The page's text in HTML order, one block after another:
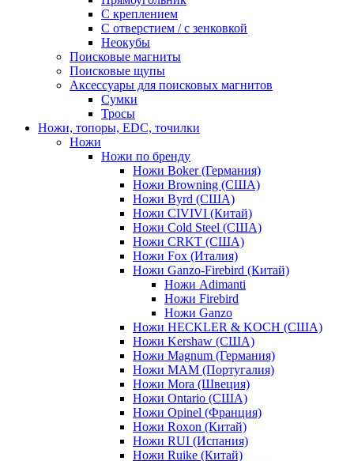
С креплением
С отверстием / с зенковкой
Неокубы
Поисковые магниты
Поисковые щупы
Аксессуары для поисковых магнитов
Сумки
Тросы
Ножи, топоры, EDC, точилки
Ножи
Ножи по бренду
Ножи Boker (Германия)
Ножи Browning (США)
Ножи Byrd (США)
Ножи CIVIVI (Китай)
Ножи Cold Steel (США)
Ножи CRKT (США)
Ножи Fox (Италия)
Ножи Ganzo-Firebird (Китай)
Ножи Adimanti
Ножи Firebird
Ножи Ganzo
Ножи HECKLER & KOCH (США)
Ножи Kershaw (США)
Ножи Magnum (Германия)
Ножи MAM (Португалия)
Ножи Mora (Швеция)
Ножи Ontario (США)
Ножи Opinel (Франция)
Ножи Roxon (Китай)
Ножи RUI (Испания)
Ножи Ruike (Китай)